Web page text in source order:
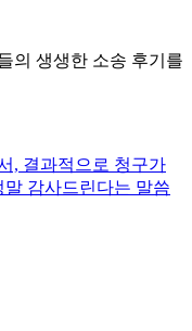
의 생생한 소송 후기를
, 결과적으로 청구가
감사드린다는 말씀